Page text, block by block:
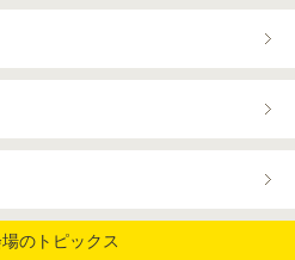
のトピックス